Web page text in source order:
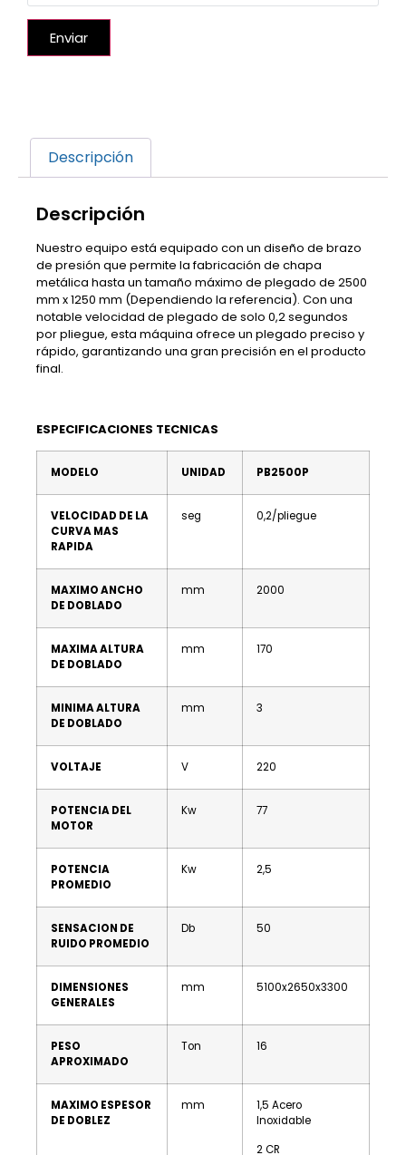
Enviar
Descripción
Descripción
Nuestro equipo está equipado con un diseño de brazo
de presión que permite la fabricación de chapa
metálica hasta un tamaño máximo de plegado de 2500
mm x 1250 mm (Dependiendo la referencia). Con una
notable velocidad de plegado de solo 0,2 segundos
por pliegue, esta máquina ofrece un plegado preciso y
rápido, garantizando una gran precisión en el producto
final.
ESPECIFICACIONES TECNICAS
MODELO UNIDAD PB2500P
VELOCIDAD DE LA
CURVA MAS
RAPIDA
seg 0,2/pliegue
MAXIMO ANCHO
DE DOBLADO
mm 2000
MAXIMA ALTURA
DE DOBLADO
mm 170
MINIMA ALTURA
DE DOBLADO
mm 3
VOLTAJE V 220
POTENCIA DEL
MOTOR
Kw 77
POTENCIA
PROMEDIO
Kw 2,5
SENSACION DE
RUIDO PROMEDIO
Db 50
DIMENSIONES
GENERALES
mm 5100x2650x3300
PESO
APROXIMADO
Ton 16
MAXIMO ESPESOR
DE DOBLEZ
mm
1,5 Acero
Inoxidable
2 CR